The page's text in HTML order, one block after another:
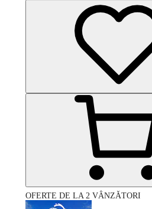
OFERTE DE LA 2 VÂNZĂTORI